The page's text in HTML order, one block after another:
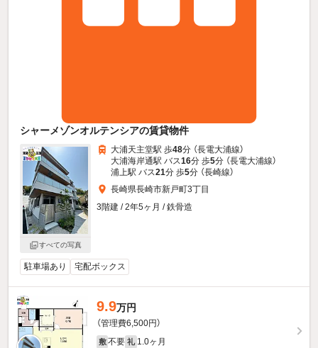
シャーメゾンオルテンシアの賃貸物件
すべての写真
大浦天主堂駅 歩48分 （長電大浦線）
大浦海岸通駅 バス16分 歩5分 （長電大浦線）
浦上駅 バス21分 歩5分 （長崎線）
長崎県長崎市新戸町3丁目
3階建 / 2年5ヶ月 / 鉄骨造
駐車場あり 宅配ボックス
9.9万円
（管理費6,500円）
敷 不要 礼 1.0ヶ月